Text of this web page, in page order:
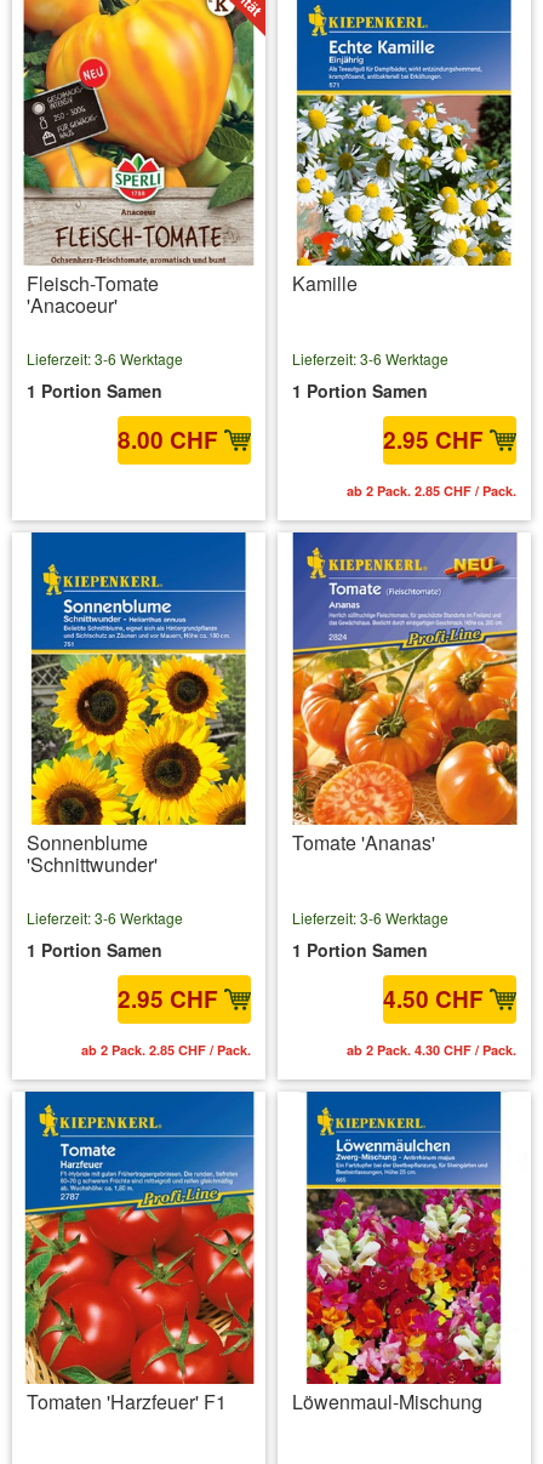
Fleisch-Tomate
'Anacoeur'
Lieferzeit: 3-6 Werktage
1 Portion Samen
8.00 CHF
Kamille
Lieferzeit: 3-6 Werktage
1 Portion Samen
2.95 CHF
ab 2 Pack. 2.85 CHF / Pack.
Sonnenblume
'Schnittwunder'
Lieferzeit: 3-6 Werktage
1 Portion Samen
2.95 CHF
ab 2 Pack. 2.85 CHF / Pack.
Tomate 'Ananas'
Lieferzeit: 3-6 Werktage
1 Portion Samen
4.50 CHF
ab 2 Pack. 4.30 CHF / Pack.
Tomaten 'Harzfeuer' F1 Löwenmaul-Mischung